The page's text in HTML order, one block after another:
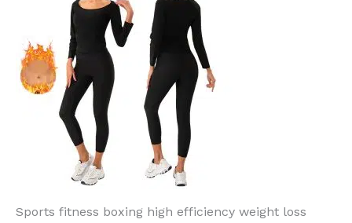
Sports fitness boxing high efficiency weight loss